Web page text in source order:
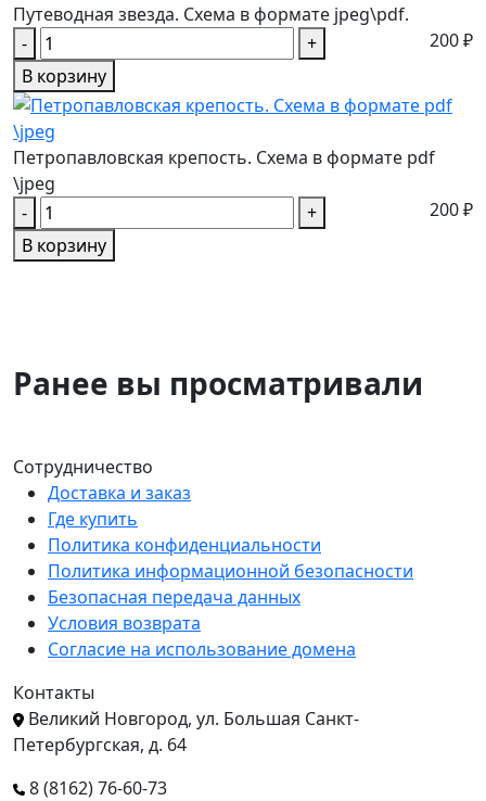
Путеводная звезда. Схема в формате jpeg\pdf.
-
+
200 ₽
В корзину
Петропавловская крепость. Схема в формате pdf
\jpeg
-
+
200 ₽
В корзину
Ранее вы просматривали
Сотрудничество
Доставка и заказ
Где купить
Политика конфиденциальности
Политика информационной безопасности
Безопасная передача данных
Условия возврата
Согласие на использование домена
Контакты
Великий Новгород, ул. Большая Санкт-
Петербургская, д. 64
8 (8162) 76-60-73